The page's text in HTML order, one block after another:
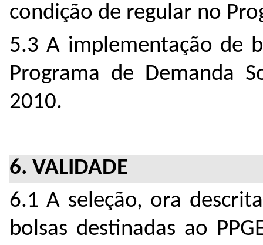
condição de regular no
5.3 A implementação de
Programa de Demanda
2010.
6. VALIDADE
6.1 A seleção, ora
bolsas destinadas ao